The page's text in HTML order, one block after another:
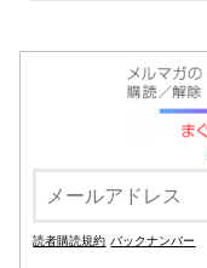
読者購読規約 バックナンバー